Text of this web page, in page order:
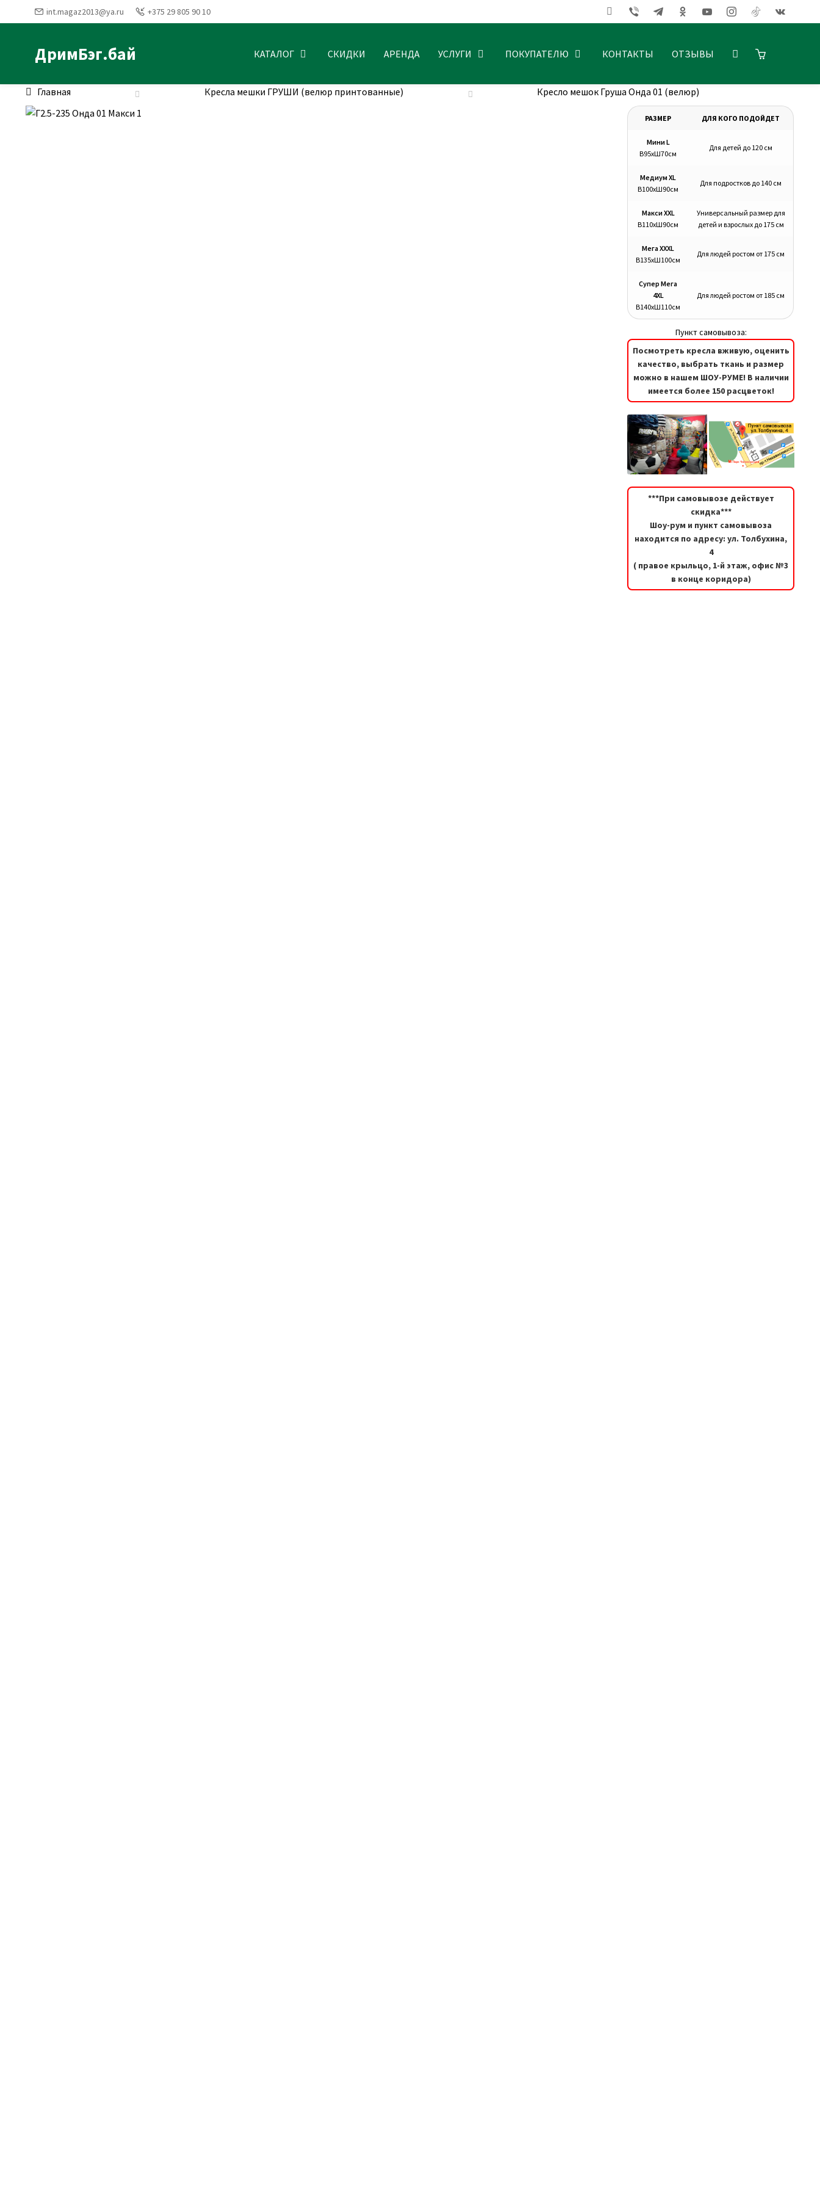
int.magaz2013@ya.ru +375 29 805 90 10
ДримБэг.бай КАТАЛОГ СКИДКИ АРЕНДА УСЛУГИ ПОКУПАТЕЛЮ КОНТАКТЫ ОТЗЫВЫ
Главная Кресла мешки ГРУШИ (велюр принтованные) Кресло мешок Груша Онда 01 (велюр)
РАЗМЕР ДЛЯ КОГО ПОДОЙДЕТ
Мини L
В95хШ70см
Для детей до 120 см
Медиум XL
В100хШ90см
Для подростков до 140 см
Макси XXL
В110хШ90см
Универсальный размер для
детей и взрослых до 175 см
Мега XXXL
В135хШ100см
Для людей ростом от 175 см
Супер Мега
4XL
В140хШ110см
Для людей ростом от 185 см
Пункт самовывоза:
Посмотреть кресла вживую, оценить
качество, выбрать ткань и размер
можно в нашем ШОУ-РУМЕ! В наличии
имеется более 150 расцветок!
***При самовывозе действует
скидка***
Шоу-рум и пункт самовывоза
находится по адресу: ул. Толбухина,
4
( правое крыльцо, 1-й этаж, офис №3
в конце коридора)